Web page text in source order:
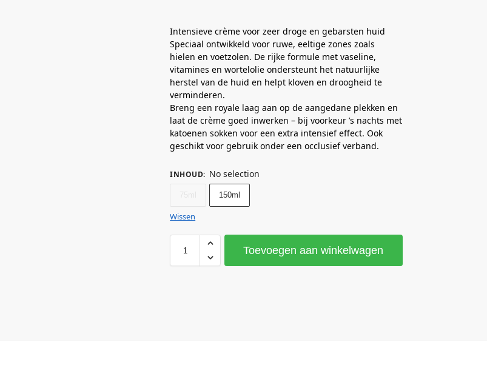
Intensieve crème voor zeer droge en gebarsten huid
Speciaal ontwikkeld voor ruwe, eeltige zones zoals
hielen en voetzolen. De rijke formule met vaseline,
vitamines en wortelolie ondersteunt het natuurlijke
herstel van de huid en helpt kloven en droogheid te
verminderen.
Breng een royale laag aan op de aangedane plekken en
laat de crème goed inwerken – bij voorkeur ’s nachts met
katoenen sokken voor een extra intensief effect. Ook
geschikt voor gebruik onder een occlusief verband.
INHOUD: No selection
150ml
Wissen
Toevoegen aan winkelwagen